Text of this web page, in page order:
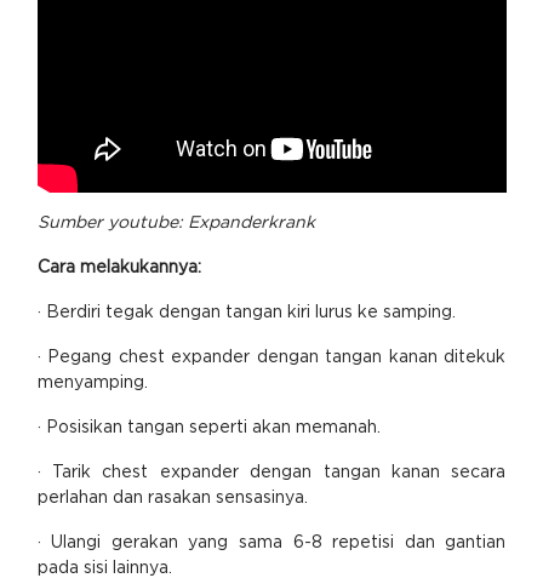
Sumber youtube: Expanderkrank
Cara melakukannya:
· Berdiri tegak dengan tangan kiri lurus ke samping.
· Pegang chest expander dengan tangan kanan ditekuk
menyamping.
· Posisikan tangan seperti akan memanah.
· Tarik chest expander dengan tangan kanan secara
perlahan dan rasakan sensasinya.
· Ulangi gerakan yang sama 6-8 repetisi dan gantian
pada sisi lainnya.